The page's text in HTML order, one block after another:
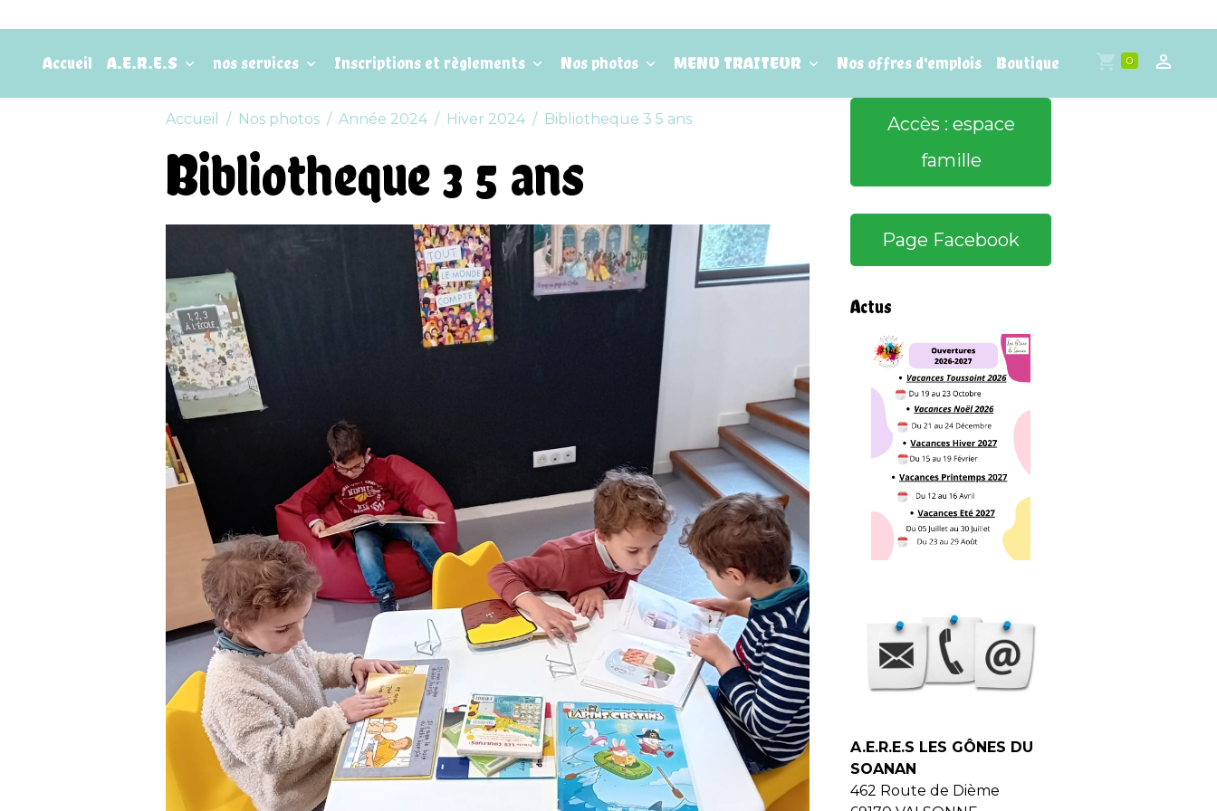
Accueil A.E.R.E.S nos services Inscriptions et règlements Nos photos MENU TRAITEUR Nos offres d'emplois Boutique 0
Accueil Nos photos Année 2024 Hiver 2024 Bibliotheque 3 5 ans
Bibliotheque 3 5 ans
Accès : espace
famille
Page Facebook
Actus
A.E.R.E.S LES GÔNES DU
SOANAN
462 Route de Dième